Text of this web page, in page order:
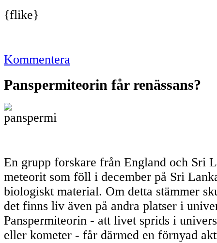
{flike}
Kommentera
Panspermiteorin får renässans?
En grupp forskare från England och Sri
meteorit som föll i december på Sri
biologiskt material. Om detta stämmer
det finns liv även på andra platser i
Panspermiteorin - att livet sprids i
eller kometer - får därmed en förnyad